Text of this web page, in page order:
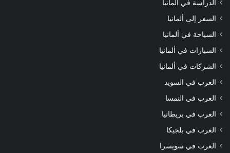
الدراسة في ألمانيا
السفر إلى ألمانيا
السياحة في ألمانيا
السيارات في ألمانيا
الشركات في ألمانيا
العرب في السويد
العرب في النمسا
العرب في بريطانيا
العرب في بلجيكا
العرب في سويسرا